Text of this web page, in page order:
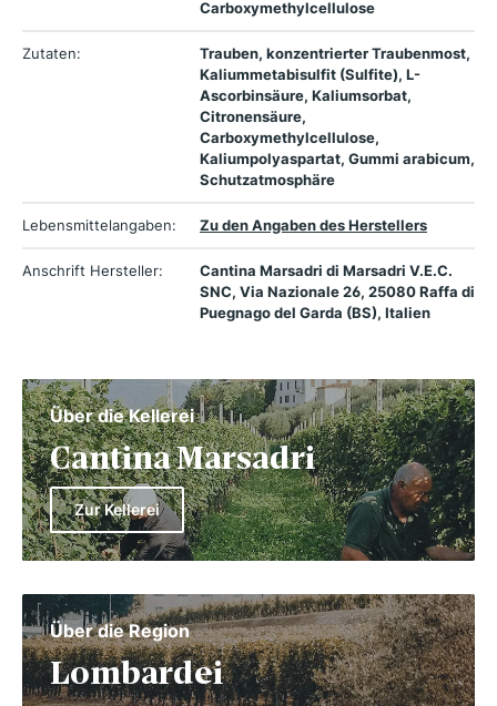
Carboxymethylcellulose
Zutaten:
Trauben, konzentrierter Traubenmost,
Kaliummetabisulfit (Sulfite), L-
Ascorbinsäure, Kaliumsorbat,
Citronensäure,
Carboxymethylcellulose,
Kaliumpolyaspartat, Gummi arabicum,
Schutzatmosphäre
Lebensmittelangaben: Zu den Angaben des Herstellers
Anschrift Hersteller:
Cantina Marsadri di Marsadri V.E.C.
SNC, Via Nazionale 26, 25080 Raffa di
Puegnago del Garda (BS), Italien
Über die Kellerei
Cantina Marsadri
Zur Kellerei
Über die Region
Lombardei